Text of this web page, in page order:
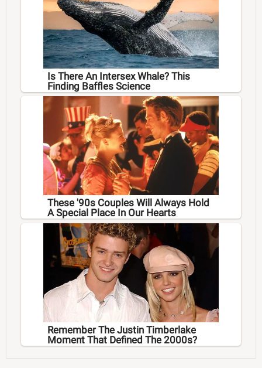
Is There An Intersex Whale? This
Finding Baffles Science
These '90s Couples Will Always Hold
A Special Place In Our Hearts
Remember The Justin Timberlake
Moment That Defined The 2000s?